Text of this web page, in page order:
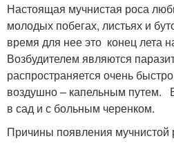
Настоящая мучнистая роса
молодых побегах, листьях и
время для нее это конец лета
Возбудителем являются
распространяется очень
воздушно – капельным путем.
в сад и с больным черенком.
Причины появления мучнистой